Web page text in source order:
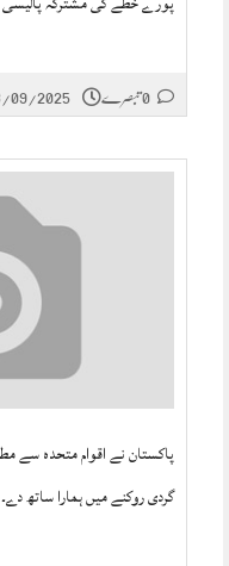
09/2025
پاکستان نے اقوام متحدہ سے
گردی روکنے میں ہمارا ساتھ دے۔